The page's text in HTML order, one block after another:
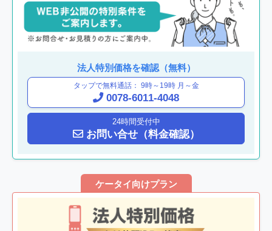
法人特別価格を確認（無料）
タップで無料通話： 9時～19時 月～金
0078-6011-4048
24時間受付中
お問い合せ（料金確認）
ケータイ向けプラン